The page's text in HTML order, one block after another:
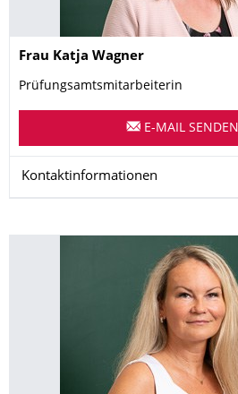
Name
Frau Katja Wagner
Prüfungsamtsmitarbeiterin
E-MAIL SENDEN
Kontaktinformationen